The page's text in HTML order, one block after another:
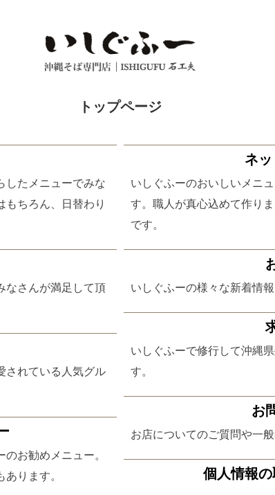
トップページ
したメニューでみな
もちろん、日替わり
なさんが満足して頂
されている人気グル
お勧めメニュー。
ります。
ネ
いしぐふーのおいしいメニ
す。職人が真心込めて作り
です。
いしぐふーの様々な新着情報
いしぐふーで修行して沖縄
す。
お
お店についてのご質問や一
個人情報